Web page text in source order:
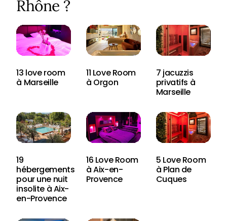
Rhône ?
13 love room
à Marseille
11 Love Room
à Orgon
7 jacuzzis
privatifs à
Marseille
19
hébergements
pour une nuit
insolite à Aix-
en-Provence
16 Love Room
à Aix-en-
Provence
5 Love Room
à Plan de
Cuques